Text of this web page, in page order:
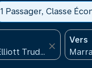
1 Passager, Classe
close
Vers